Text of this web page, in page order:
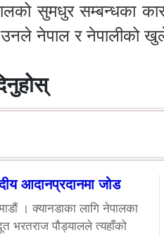
सुमधुर सम्बन्धका
नेपाल र नेपालीको
आदानप्रदानमा जोड
। क्यानडाका लागि नेपालका
भरतराज पौड्यालले त्यहाँको